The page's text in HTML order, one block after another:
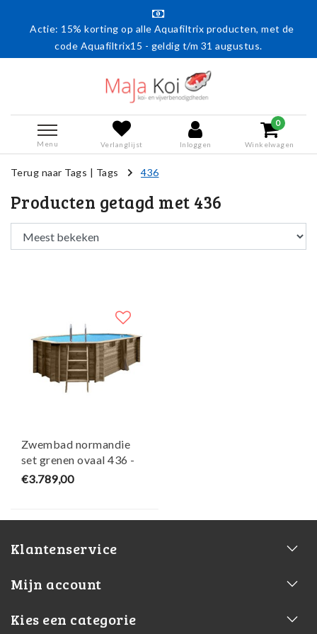
Actie: 15% korting op alle Aquafiltrix producten, met de
code Aquafiltrix15 - geldig t/m 31 augustus.
Menu Verlanglijst Inloggen
0
Winkelwagen
Terug naar Tags | Tags 436
Producten getagd met 436
Zwembad normandie
set grenen ovaal 436 -
Gre
€3.789,00
Klantenservice
Mijn account
Kies een categorie